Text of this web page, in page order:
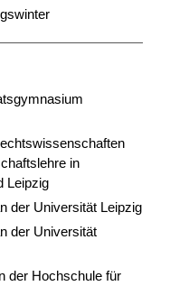
in
Leipzig
der Universität Leipzig
der Universität
der Hochschule für